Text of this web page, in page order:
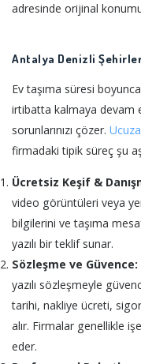
adresinde orijinal
Antalya Denizli
Ev taşıma süresi
irtibatta kalmaya devam
sorunlarınızı çözer.
firmadaki tipik süreç şu
Ücretsiz Keşif &
video görüntüleri veya
bilgilerini ve taşıma
yazılı bir teklif sunar.
Sözleşme ve Güvence:
yazılı sözleşmeyle
tarihi, nakliye ücreti,
alır. Firmalar genellikle
eder.